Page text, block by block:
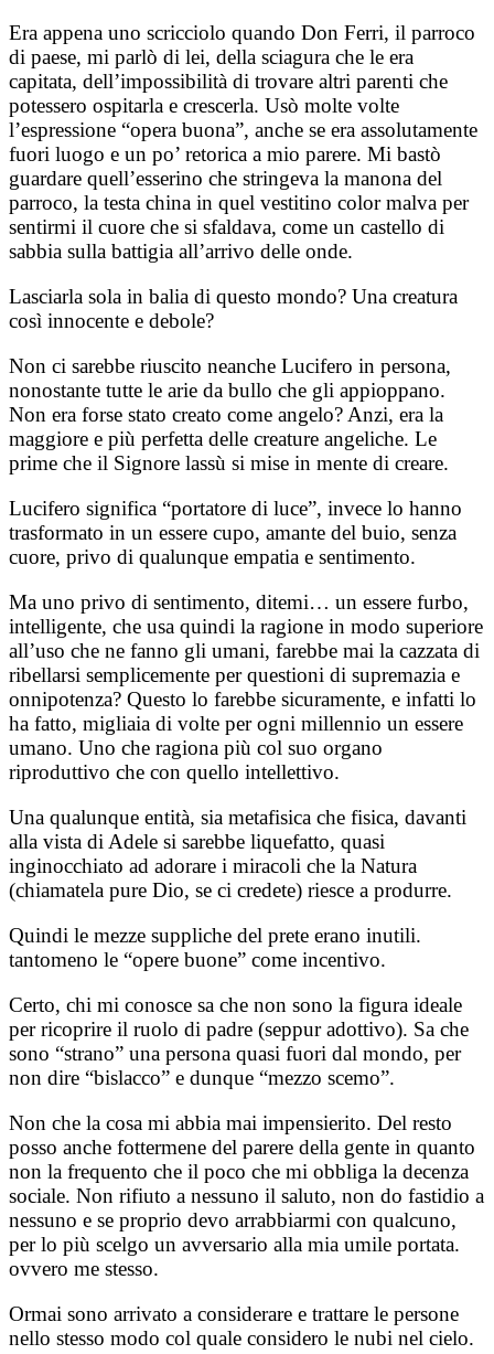
Era appena uno scricciolo quando Don Ferri, il parroco
di paese, mi parlò di lei, della sciagura che le era
capitata, dell’impossibilità di trovare altri parenti che
potessero ospitarla e crescerla. Usò molte volte
l’espressione “opera buona”, anche se era assolutamente
fuori luogo e un po’ retorica a mio parere. Mi bastò
guardare quell’esserino che stringeva la manona del
parroco, la testa china in quel vestitino color malva per
sentirmi il cuore che si sfaldava, come un castello di
sabbia sulla battigia all’arrivo delle onde.
Lasciarla sola in balia di questo mondo? Una creatura
così innocente e debole?
Non ci sarebbe riuscito neanche Lucifero in persona,
nonostante tutte le arie da bullo che gli appioppano.
Non era forse stato creato come angelo? Anzi, era la
maggiore e più perfetta delle creature angeliche. Le
prime che il Signore lassù si mise in mente di creare.
Lucifero significa “portatore di luce”, invece lo hanno
trasformato in un essere cupo, amante del buio, senza
cuore, privo di qualunque empatia e sentimento.
Ma uno privo di sentimento, ditemi… un essere furbo,
intelligente, che usa quindi la ragione in modo superiore
all’uso che ne fanno gli umani, farebbe mai la cazzata di
ribellarsi semplicemente per questioni di supremazia e
onnipotenza? Questo lo farebbe sicuramente, e infatti lo
ha fatto, migliaia di volte per ogni millennio un essere
umano. Uno che ragiona più col suo organo
riproduttivo che con quello intellettivo.
Una qualunque entità, sia metafisica che fisica, davanti
alla vista di Adele si sarebbe liquefatto, quasi
inginocchiato ad adorare i miracoli che la Natura
(chiamatela pure Dio, se ci credete) riesce a produrre.
Quindi le mezze suppliche del prete erano inutili.
tantomeno le “opere buone” come incentivo.
Certo, chi mi conosce sa che non sono la figura ideale
per ricoprire il ruolo di padre (seppur adottivo). Sa che
sono “strano” una persona quasi fuori dal mondo, per
non dire “bislacco” e dunque “mezzo scemo”.
Non che la cosa mi abbia mai impensierito. Del resto
posso anche fottermene del parere della gente in quanto
non la frequento che il poco che mi obbliga la decenza
sociale. Non rifiuto a nessuno il saluto, non do fastidio a
nessuno e se proprio devo arrabbiarmi con qualcuno,
per lo più scelgo un avversario alla mia umile portata.
ovvero me stesso.
Ormai sono arrivato a considerare e trattare le persone
nello stesso modo col quale considero le nubi nel cielo.